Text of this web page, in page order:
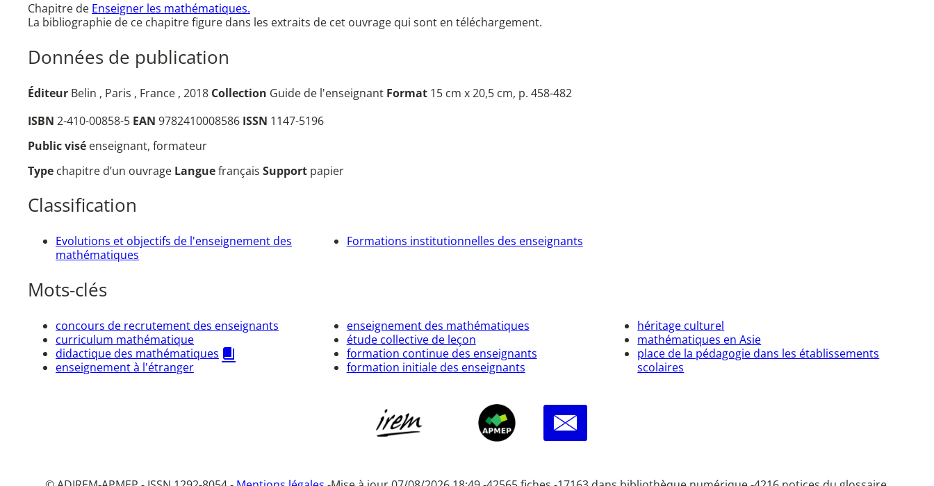
Chapitre de Enseigner les mathématiques.
La bibliographie de ce chapitre figure dans les extraits de cet ouvrage qui sont en téléchargement.
Données de publication
Éditeur Belin , Paris , France , 2018 Collection Guide de l'enseignant Format 15 cm x 20,5 cm, p. 458-482
ISBN 2-410-00858-5 EAN 9782410008586 ISSN 1147-5196
Public visé enseignant, formateur
Type chapitre d’un ouvrage Languefrançais Support papier
Classification
Evolutions et objectifs de l'enseignement des
mathématiques
Formations institutionnelles des enseignants
Mots-clés
concours de recrutement des enseignants
curriculum mathématique
didactique des mathématiques
enseignement à l'étranger
enseignement des mathématiques
étude collective de leçon
formation continue des enseignants
formation initiale des enseignants
héritage culturel
mathématiques en Asie
place de la pédagogie dans les établissements
scolaires